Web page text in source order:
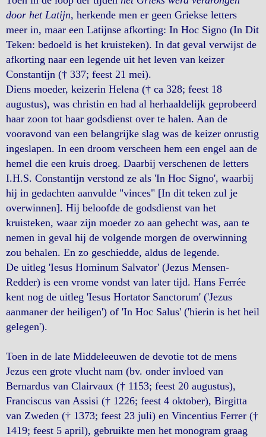
door het Latijn, herkende men er geen Griekse letters
meer in, maar een Latijnse afkorting: In Hoc Signo (In Dit
Teken: bedoeld is het kruisteken). In dat geval verwijst de
afkorting naar een legende uit het leven van keizer
Constantijn († 337; feest 21 mei).
Diens moeder, keizerin Helena († ca 328; feest 18
augustus), was christin en had al herhaaldelijk geprobeerd
haar zoon tot haar godsdienst over te halen. Aan de
vooravond van een belangrijke slag was de keizer onrustig
ingeslapen. In een droom verscheen hem een engel aan de
hemel die een kruis droeg. Daarbij verschenen de letters
I.H.S. Constantijn verstond ze als 'In Hoc Signo', waarbij
hij in gedachten aanvulde "vinces" [In dit teken zul je
overwinnen]. Hij beloofde de godsdienst van het
kruisteken, waar zijn moeder zo aan gehecht was, aan te
nemen in geval hij de volgende morgen de overwinning
zou behalen. En zo geschiedde, aldus de legende.
De uitleg 'Iesus Hominum Salvator' (Jezus Mensen-
Redder) is een vrome vondst van later tijd. Hans Ferrée
kent nog de uitleg 'Iesus Hortator Sanctorum' ('Jezus
aanmaner der heiligen') of 'In Hoc Salus' ('hierin is het heil
gelegen').
Toen in de late Middeleeuwen de devotie tot de mens
Jezus een grote vlucht nam (bv. onder invloed van
Bernardus van Clairvaux († 1153; feest 20 augustus),
Franciscus van Assisi († 1226; feest 4 oktober), Birgitta
van Zweden († 1373; feest 23 juli) en Vincentius Ferrer (†
1419; feest 5 april), gebruikte men het monogram graag